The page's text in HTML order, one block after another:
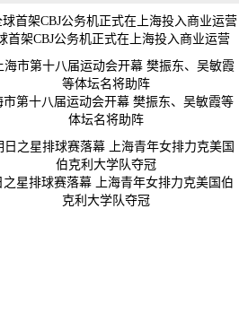
首架CBJ公务机正式在上海投入商业运营
市第十八届运动会开幕 樊振东、吴敏霞等
体坛名将助阵
之星排球赛落幕 上海青年女排力克美国伯
克利大学队夺冠